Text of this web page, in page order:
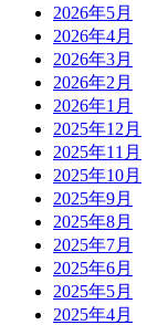
2026年5月
2026年4月
2026年3月
2026年2月
2026年1月
2025年12月
2025年11月
2025年10月
2025年9月
2025年8月
2025年7月
2025年6月
2025年5月
2025年4月